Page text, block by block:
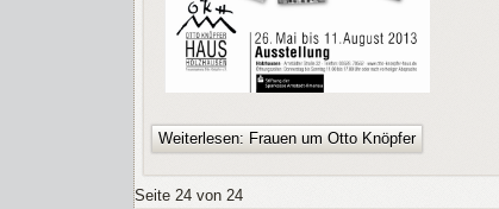
Weiterlesen: Frauen um Otto Knöpfer
Seite 24 von 24